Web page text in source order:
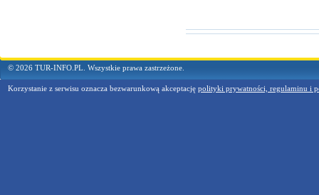
© 2026 TUR-INFO.PL. Wszystkie prawa zastrzeżone.
Korzystanie z serwisu oznacza bezwarunkową akceptację polityki prywatności, regulaminu i